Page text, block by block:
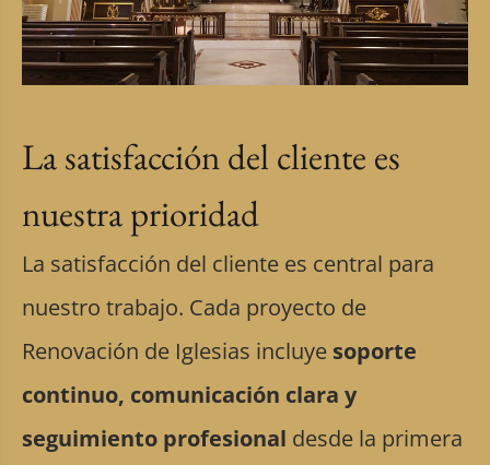
La satisfacción del cliente es
nuestra prioridad
La satisfacción del cliente es central para
nuestro trabajo. Cada proyecto de
Renovación de Iglesias incluye soporte
continuo, comunicación clara y
seguimiento profesional desde la primera